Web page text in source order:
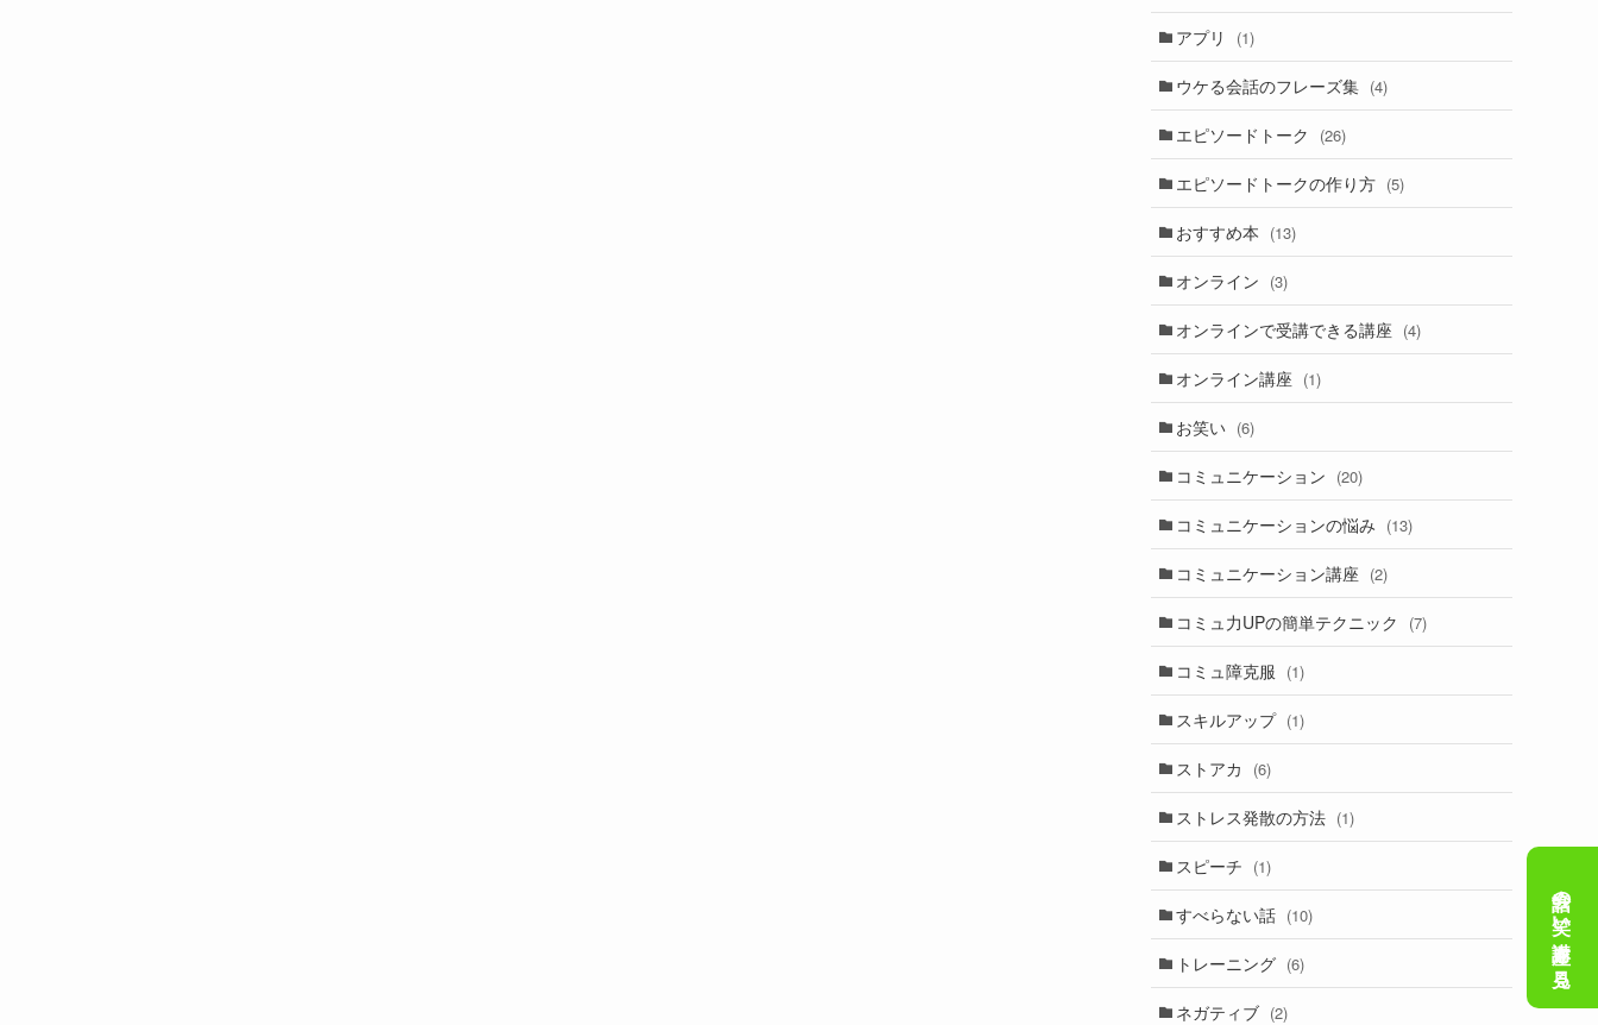
アプリ (1)
ウケる会話のフレーズ集 (4)
エピソードトーク (26)
エピソードトークの作り方 (5)
おすすめ本 (13)
オンライン (3)
オンラインで受講できる講座 (4)
オンライン講座 (1)
お笑い (6)
コミュニケーション (20)
コミュニケーションの悩み (13)
コミュニケーション講座 (2)
コミュ力UPの簡単テクニック (7)
コミュ障克服 (1)
スキルアップ (1)
ストアカ (6)
ストレス発散の方法 (1)
スピーチ (1)
すべらない話 (10)
トレーニング (6)
ネガティブ (2)
会話の笑い講座を見る